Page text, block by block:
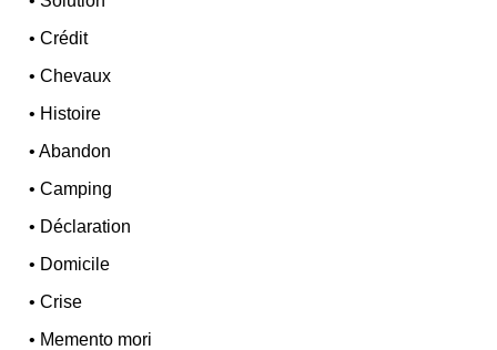
•Crédit
•Chevaux
• Histoire
•Abandon
•Camping
• Déclaration
• Domicile
•Crise
• Memento mori